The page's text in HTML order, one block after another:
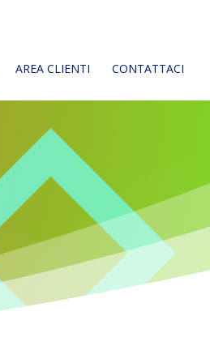
AREA CLIENTI CONTATTACI